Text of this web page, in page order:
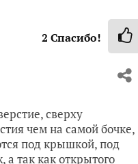
2 Спасибо!
сверху
чем на самой бочке,
под крышкой, под
а так как открытого